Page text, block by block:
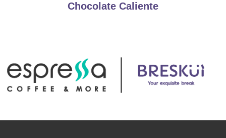
Chocolate Caliente